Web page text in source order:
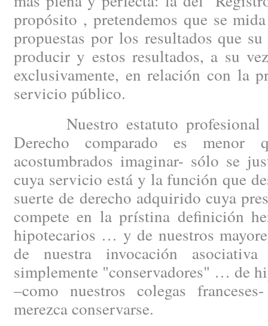
propósito , pretendemos que se
propuestas por los resultados que
producir y estos resultados, a su
exclusivamente, en relación con la
servicio público.
Nuestro estatuto profesional
Derecho comparado es menor
acostumbrados imaginar- sólo se
cuya servicio está y la función que
suerte de derecho adquirido cuya
compete en la prístina definición
hipotecarios … y de nuestros
de nuestra invocación
simplemente "conservadores" … de
–como nuestros colegas
merezca conservarse.